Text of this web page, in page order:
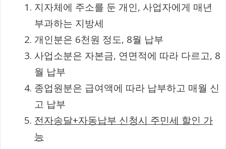
지자체에 주소를 둔 개인, 사업자에게 매년
부과하는 지방세
개인분은 6천원 정도, 8월 납부
사업소분은 자본금, 연면적에 따라 다르고, 8
월 납부
종업원분은 급여액에 따라 납부하고 매월 신
고 납부
전자송달+자동납부 신청시 주민세 할인 가
능